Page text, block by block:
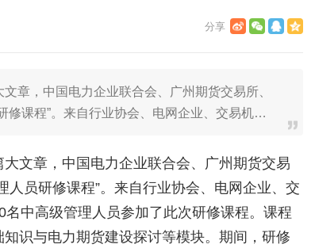
章，中国电力企业联合会、广州期货交易所、
修课程”。来自行业协会、电网企业、交易机…
文章，中国电力企业联合会、广州期货交易
员研修课程”。来自行业协会、电网企业、交
中高级管理人员参加了此次研修课程。课程
识与电力期货建设探讨等模块。期间，研修